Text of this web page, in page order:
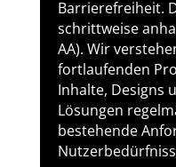
Barrierefreiheit.
schrittweise
AA). Wir
fortlaufenden
Inhalte, Designs
Lösungen
bestehende